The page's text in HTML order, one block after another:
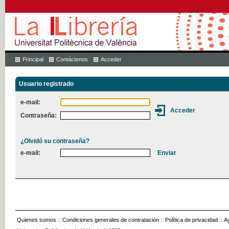
Principal Contáctenos Acceder
Usuario registrado
e-mail:
Contraseña:
¿Olvidó su contraseña?
e-mail:
Quienes somos :: Condiciones generales de contratación :: Política de privacidad ::